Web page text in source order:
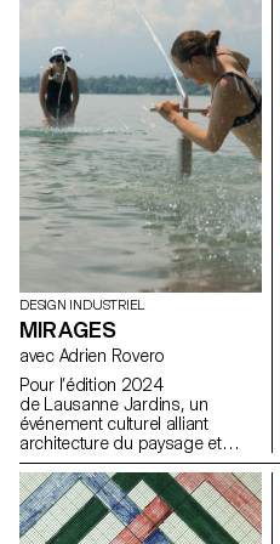
Basel en juin 2024.
DESIGN INDUSTRIEL
MIRAGES
avec Adrien Rovero
Pour l’édition 2024
de Lausanne Jardins, un
événement culturel alliant
architecture du paysage et
réflexion sur la ville, les
étudiant.e.s BA de 2e année ont
été invité.e.s à concevoir une
installation éphémère. Le